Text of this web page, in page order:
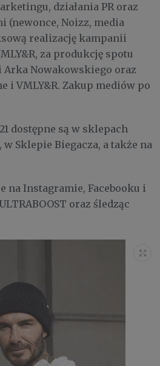
działania PR oraz
(newonce, Noizz, media
realizację kampanii
za produkcję spotu
Nowakowskiego oraz
i VMLY&R. Zakup mediów po
dostępne są w sklepach
Sklepie Biegacza, a także na
na Instagramie, Facebooku i
oraz śledząc